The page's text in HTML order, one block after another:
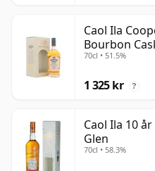
Caol Ila
Bourbon
70cl • 51.5%
1 325 kr ?
Caol Ila 10
Glen
70cl • 58.3%